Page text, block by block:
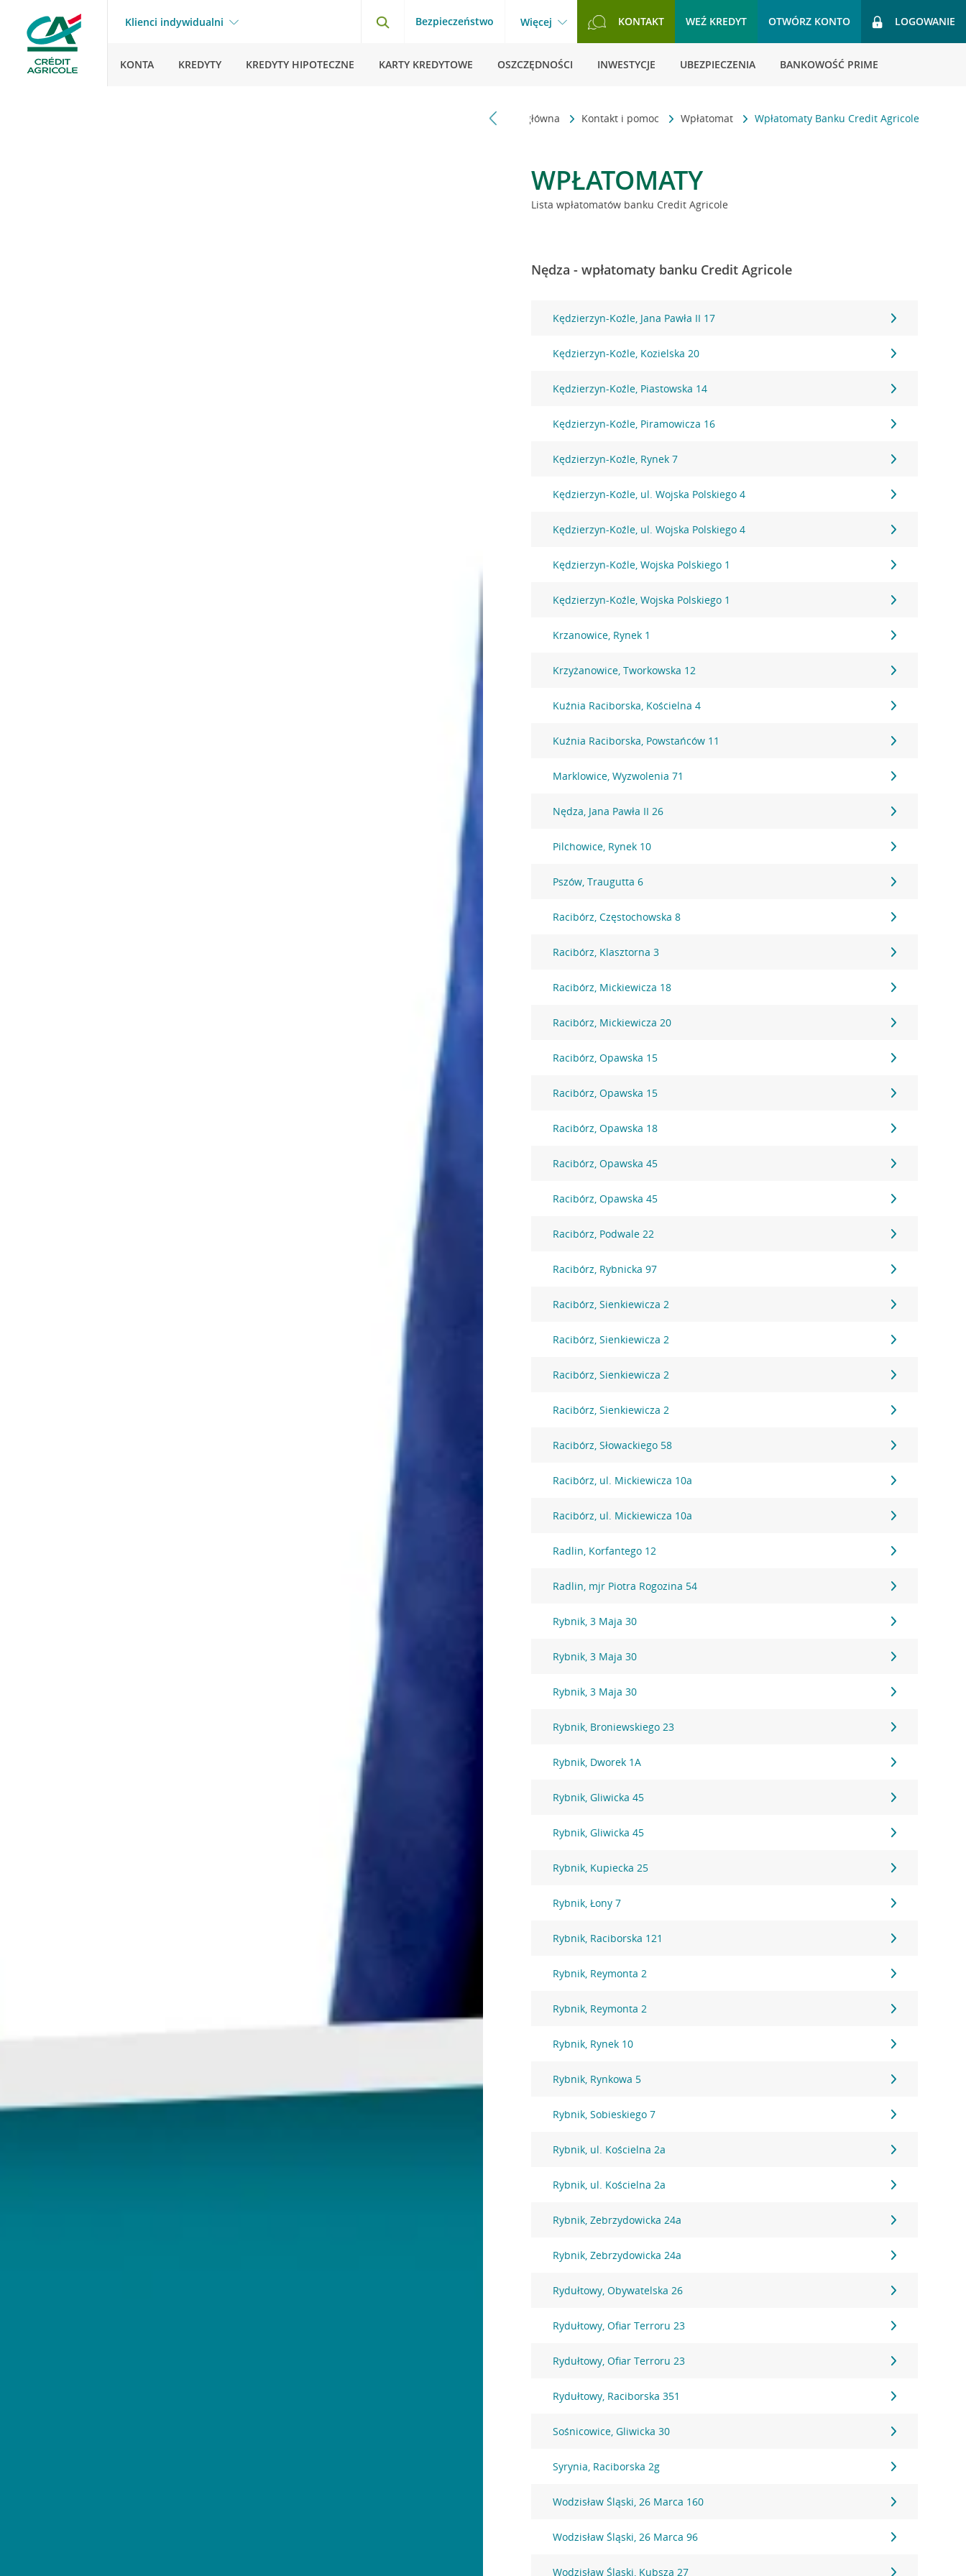
Klienci indywidualni Bezpieczeństwo Więcej KONTAKT WEŹ KREDYT OTWÓRZ KONTO LOGOWANIE
KONTA KREDYTY KREDYTY HIPOTECZNE KARTY KREDYTOWE OSZCZĘDNOŚCI INWESTYCJE UBEZPIECZENIA BANKOWOŚĆ PRIME
Strona główna Kontakt i pomoc Wpłatomat Wpłatomaty Banku Credit Agricole
WPŁATOMATY
Lista wpłatomatów banku Credit Agricole
Nędza - wpłatomaty banku Credit Agricole
Kędzierzyn-Koźle, Jana Pawła II 17
Kędzierzyn-Koźle, Kozielska 20
Kędzierzyn-Koźle, Piastowska 14
Kędzierzyn-Koźle, Piramowicza 16
Kędzierzyn-Koźle, Rynek 7
Kędzierzyn-Koźle, ul. Wojska Polskiego 4
Kędzierzyn-Koźle, ul. Wojska Polskiego 4
Kędzierzyn-Koźle, Wojska Polskiego 1
Kędzierzyn-Koźle, Wojska Polskiego 1
Krzanowice, Rynek 1
Krzyżanowice, Tworkowska 12
Kuźnia Raciborska, Kościelna 4
Kuźnia Raciborska, Powstańców 11
Marklowice, Wyzwolenia 71
Nędza, Jana Pawła II 26
Pilchowice, Rynek 10
Pszów, Traugutta 6
Racibórz, Częstochowska 8
Racibórz, Klasztorna 3
Racibórz, Mickiewicza 18
Racibórz, Mickiewicza 20
Racibórz, Opawska 15
Racibórz, Opawska 15
Racibórz, Opawska 18
Racibórz, Opawska 45
Racibórz, Opawska 45
Racibórz, Podwale 22
Racibórz, Rybnicka 97
Racibórz, Sienkiewicza 2
Racibórz, Sienkiewicza 2
Racibórz, Sienkiewicza 2
Racibórz, Sienkiewicza 2
Racibórz, Słowackiego 58
Racibórz, ul. Mickiewicza 10a
Racibórz, ul. Mickiewicza 10a
Radlin, Korfantego 12
Radlin, mjr Piotra Rogozina 54
Rybnik, 3 Maja 30
Rybnik, 3 Maja 30
Rybnik, 3 Maja 30
Rybnik, Broniewskiego 23
Rybnik, Dworek 1A
Rybnik, Gliwicka 45
Rybnik, Gliwicka 45
Rybnik, Kupiecka 25
Rybnik, Łony 7
Rybnik, Raciborska 121
Rybnik, Reymonta 2
Rybnik, Reymonta 2
Rybnik, Rynek 10
Rybnik, Rynkowa 5
Rybnik, Sobieskiego 7
Rybnik, ul. Kościelna 2a
Rybnik, ul. Kościelna 2a
Rybnik, Zebrzydowicka 24a
Rybnik, Zebrzydowicka 24a
Rydułtowy, Obywatelska 26
Rydułtowy, Ofiar Terroru 23
Rydułtowy, Ofiar Terroru 23
Rydułtowy, Raciborska 351
Sośnicowice, Gliwicka 30
Syrynia, Raciborska 2g
Wodzisław Śląski, 26 Marca 160
Wodzisław Śląski, 26 Marca 96
Wodzisław Śląski, Kubsza 27